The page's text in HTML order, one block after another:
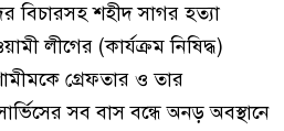
বিচারসহ শহীদ সাগর হত্যা
লীগের (কার্যক্রম নিষিদ্ধ)
গ্রেফতার ও তার
সব বাস বন্ধে অনড় অবস্থানে